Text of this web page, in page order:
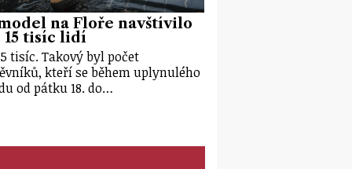
na Floře navštívilo
15 tisíc lidí
tisíc. Takový byl počet
kteří se během uplynulého
od pátku 18. do…